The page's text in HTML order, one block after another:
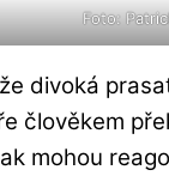
Foto:
divoká
člověkem
mohou